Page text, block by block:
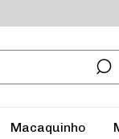
Macaquinho